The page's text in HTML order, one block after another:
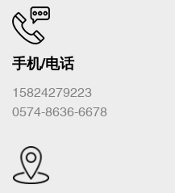
手机/电话
15824279223
0574-8636-6678